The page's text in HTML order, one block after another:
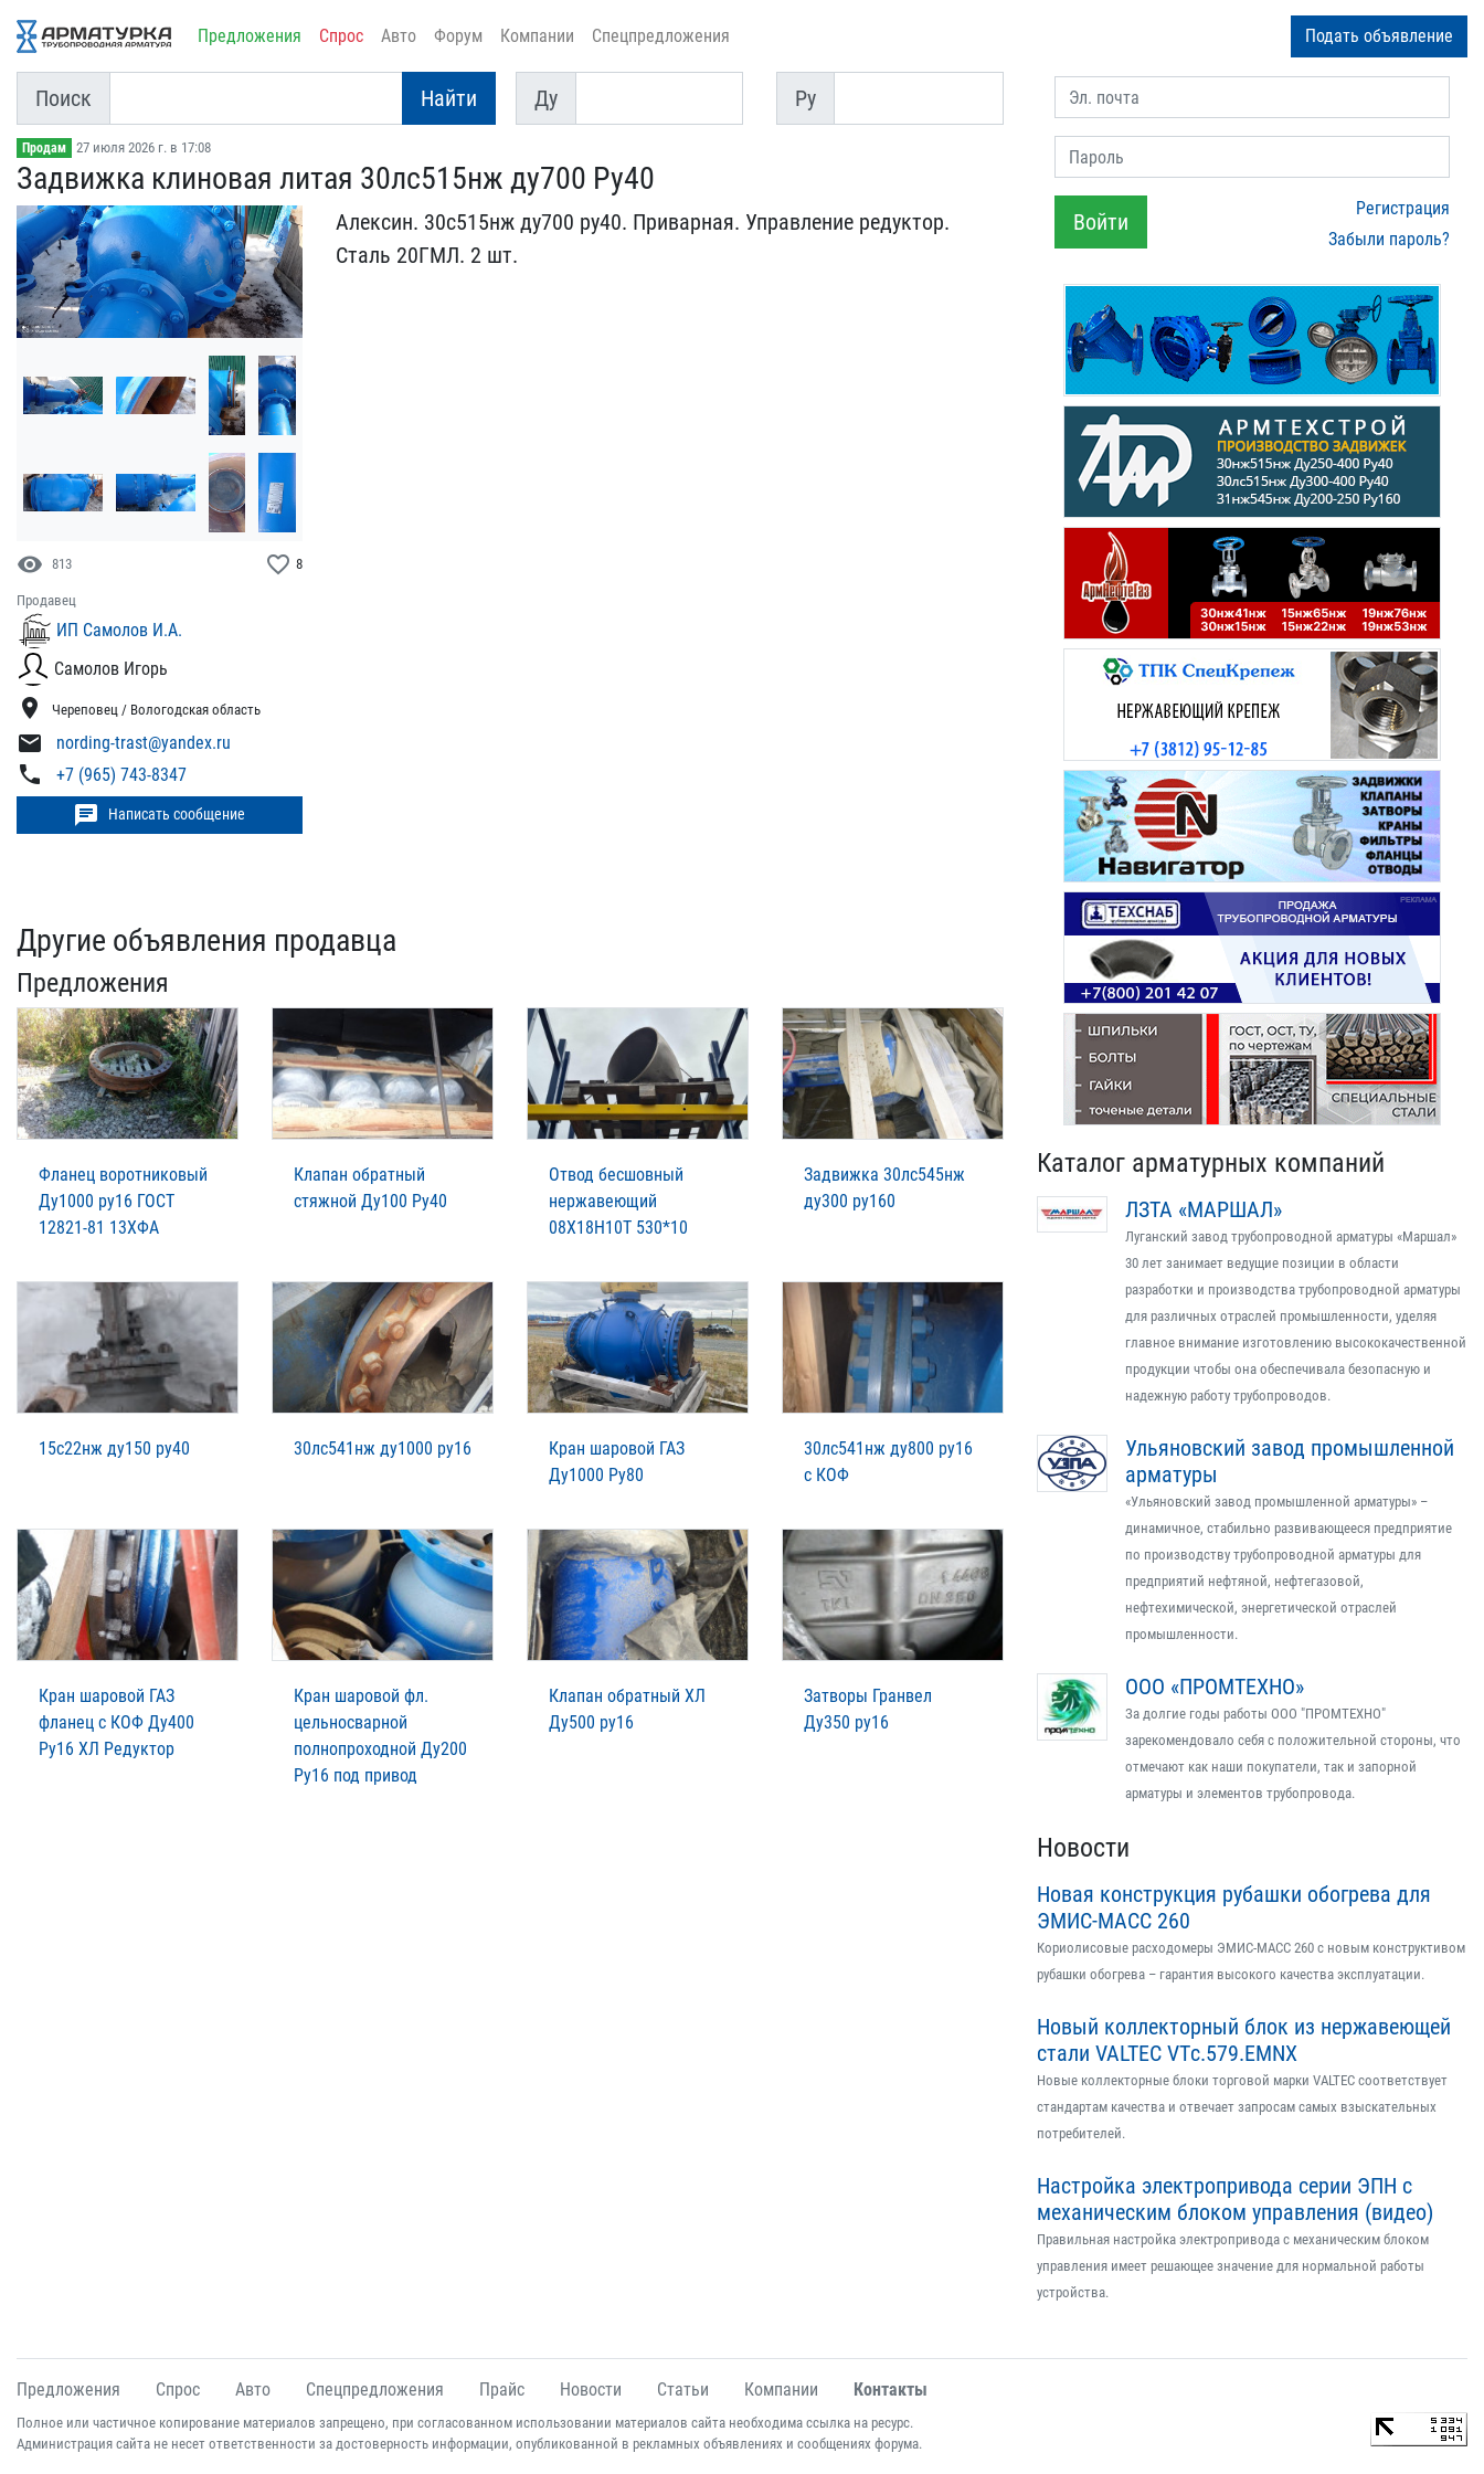
Предложения Спрос Авто Форум Компании Спецпредложения Подать объявление
Поиск Найти
Ду
Ду
Py
Py
Продам 27 июля 2026 г. в 17:08
Задвижка клиновая литая ​30лс515нж ду700 Ру40
visibility 813 favorite_border 8
Продавец
ИП Самолов И.А.
Самолов Игорь
location_on Череповец / Вологодская область
mail nording-trast@yandex.ru
phone +7 (965) 743-8347
chat Написать сообщение
Алексин. 30с515нж ду700 ​ру40. Приварная. Управле​ние редуктор.
Сталь 20ГМ​Л. 2 шт.
Другие объявления продавца
Предложения
Фланец воротниковый
Ду1000 ру16 ГОСТ
12821-81 13ХФА
Клапан обратный
стяжной Ду100 Ру40
Отвод бесшовный
нержавеющий
08Х18Н10Т 530*10
Задвижка 30лс545нж
ду300 ру160
15с22нж ду150 ру40 30лс541нж ду1000 ру16
Кран шаровой ГАЗ
Ду1000 Ру80
30лс541нж ду800 ру16
с КОФ
Кран шаровой ГАЗ
фланец с КОФ Ду400
Ру16 ХЛ Редуктор
Кран шаровой фл.
цельносварной
полнопроходной Ду200
Ру16 под привод
Клапан обратный ХЛ
Ду500 ру16
Затворы Гранвел
Ду350 ру16
Эл. почта
Пароль
Войти
Регистрация
Забыли пароль?
Каталог арматурных компаний
ЛЗТА «МАРШАЛ»
Луганский завод трубопроводной арматуры «Маршал»
30 лет занимает ведущие позиции в области
разработки и производства трубопроводной арматуры
для различных отраслей промышленности, уделяя
главное внимание изготовлению высококачественной
продукции чтобы она обеспечивала безопасную и
надежную работу трубопроводов.
Ульяновский завод промышленной
арматуры
«Ульяновский завод промышленной арматуры» –
динамичное, стабильно развивающееся предприятие
по производству трубопроводной арматуры для
предприятий нефтяной, нефтегазовой,
нефтехимической, энергетической отраслей
промышленности.
ООО «ПРОМТЕХНО»
За долгие годы работы ООО "ПРОМТЕХНО"
зарекомендовало себя с положительной стороны, что
отмечают как наши покупатели, так и запорной
арматуры и элементов трубопровода.
Новости
Новая конструкция рубашки обогрева для
ЭМИС-МАСС 260
Кориолисовые расходомеры ЭМИС-МАСС 260 с новым конструктивом
рубашки обогрева – гарантия высокого качества эксплуатации.
Новый коллекторный блок из нержавеющей
стали VALTEC VTс.579.EMNX
Новые коллекторные блоки торговой марки VALTEC соответствует
стандартам качества и отвечает запросам самых взыскательных
потребителей.
Настройка электропривода серии ЭПН с
механическим блоком управления (видео)
Правильная настройка электропривода с механическим блоком
управления имеет решающее значение для нормальной работы
устройства.
Предложения Спрос Авто Спецпредложения Прайс Новости Статьи Компании Контакты
Полное или частичное копирование материалов запрещено, при согласованном использовании материалов сайта необходима ссылка на ресурс.
Администрация сайта не несет ответственности за достоверность информации, опубликованной в рекламных объявлениях и сообщениях форума.